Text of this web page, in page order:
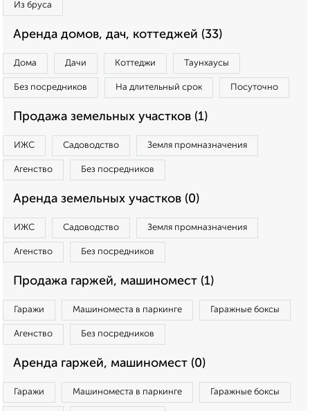
Из бруса
Аренда домов, дач, коттеджей (33)
Дома Дачи Коттеджи Таунхаусы
Без посредников На длительный срок Посуточно
Продажа земельных участков (1)
ИЖС Садоводство Земля промназначения
Агенство Без посредников
Аренда земельных участков (0)
ИЖС Садоводство Земля промназначения
Агенство Без посредников
Продажа гаржей, машиномест (1)
Гаражи Машиноместа в паркинге Гаражные боксы
Агенство Без посредников
Аренда гаржей, машиномест (0)
Гаражи Машиноместа в паркинге Гаражные боксы